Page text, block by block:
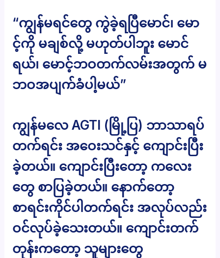
“ကျွန်မရင်တွေ ကွဲခဲ့ရပြီမောင်၊ မော
င့်ကို မချစ်လို့ မဟုတ်ပါဘူး မောင်
ရယ်၊ မောင့်ဘဝတက်လမ်းအတွက် မ
ဘဝအပျက်ခံပါ့မယ်”
ကျွန်မလေ AGTI (မြို့ပြ) ဘာသာရပ်
တက်ရင်း အဝေးသင်နှင့် ကျောင်းပြီး
ခဲ့တယ်။ ကျောင်းပြီးတော့ ကလေး
တွေ စာပြခဲ့တယ်။ နောက်တော့
စာရင်းကိုင်ပါတက်ရင်း အလုပ်လည်း
ဝင်လုပ်ခဲ့သေးတယ်။ ကျောင်းတက်
တုန်းကတော့ သူများတွေ